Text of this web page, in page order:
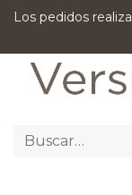
Los pedidos